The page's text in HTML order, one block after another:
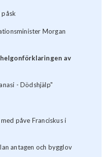
Morgan
av
- Dödshjälp"
påve Franciskus i
antagen och bygglov